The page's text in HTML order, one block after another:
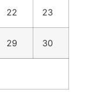
22 23
29 30